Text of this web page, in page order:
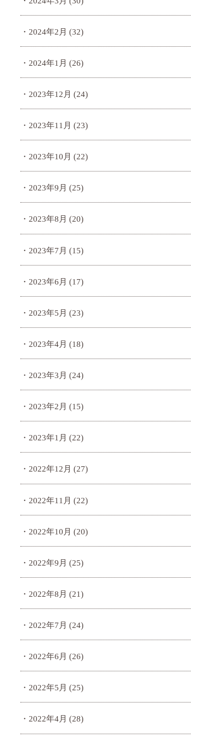
2024年2月 (32)
2024年1月 (26)
2023年12月 (24)
2023年11月 (23)
2023年10月 (22)
2023年9月 (25)
2023年8月 (20)
2023年7月 (15)
2023年6月 (17)
2023年5月 (23)
2023年4月 (18)
2023年3月 (24)
2023年2月 (15)
2023年1月 (22)
2022年12月 (27)
2022年11月 (22)
2022年10月 (20)
2022年9月 (25)
2022年8月 (21)
2022年7月 (24)
2022年6月 (26)
2022年5月 (25)
2022年4月 (28)